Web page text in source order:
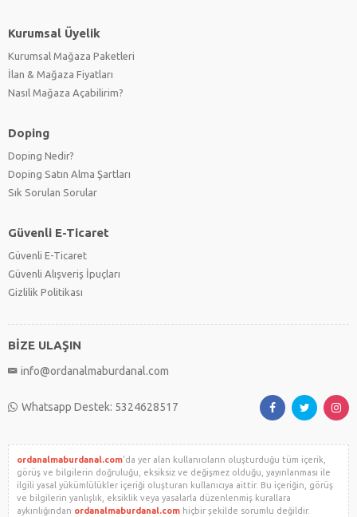
Kurumsal Üyelik
Kurumsal Mağaza Paketleri
İlan & Mağaza Fiyatları
Nasıl Mağaza Açabilirim?
Doping
Doping Nedir?
Doping Satın Alma Şartları
Sık Sorulan Sorular
Güvenli E-Ticaret
Güvenli E-Ticaret
Güvenli Alışveriş İpuçları
Gizlilik Politikası
BİZE ULAŞIN
info@ordanalmaburdanal.com
Whatsapp Destek: 5324628517
ordanalmaburdanal.com'da yer alan kullanıcıların oluşturduğu tüm içerik,
görüş ve bilgilerin doğruluğu, eksiksiz ve değişmez olduğu, yayınlanması ile
ilgili yasal yükümlülükler içeriği oluşturan kullanıcıya aittir. Bu içeriğin, görüş
ve bilgilerin yanlışlık, eksiklik veya yasalarla düzenlenmiş kurallara
aykırılığından ordanalmaburdanal.com hiçbir şekilde sorumlu değildir.